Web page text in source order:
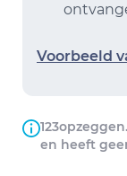
Voorbeeld
en heeft